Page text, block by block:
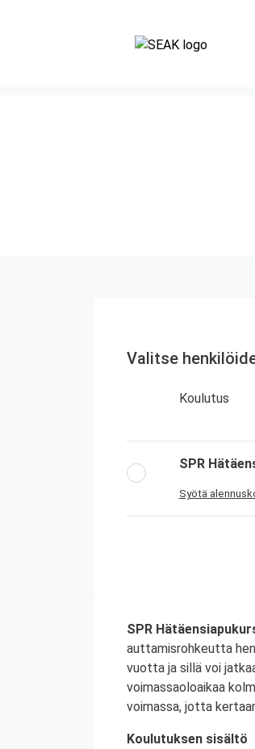
Valitse
Koulutus
SPR
Syötä
SPR
auttamisrohkeutta
vuotta ja sillä voi
voimassaoloaikaa
voimassa, jotta
Koulutuksen sisältö